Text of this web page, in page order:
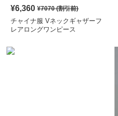
¥6,360 ¥7070(割引前)
チャイナ服 Vネックギャザーフ
レアロングワンピース